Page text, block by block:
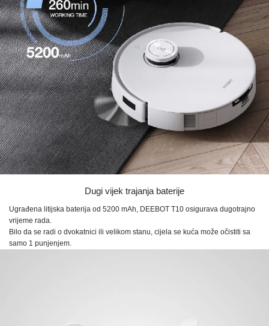
Dugi vijek trajanja baterije
Ugrađena litijska baterija od 5200 mAh, DEEBOT T10 osigurava dugotrajno
vrijeme rada.
Bilo da se radi o dvokatnici ili velikom stanu, cijela se kuća može očistiti sa
samo 1 punjenjem.